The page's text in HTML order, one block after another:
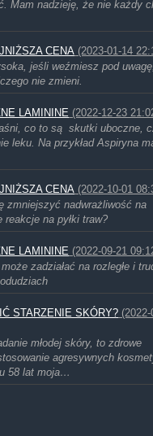
Mam nadzieję, że nie każdy
CENA (2023-01-14
jeśli weźmiesz pod
nie zmieni.
LAMININE (2022-12-23
co to są skutki uboczne,
leku. Na przykład Aspiryna
CENA (2022-10-01
zmniejszyć nadwrażliwość na
na pyłki traw?
LAMININE (2022-09-21
zadziałać na rozległe i
STARZENIE SKÓRY?
młodej skóry, to zdrowe
agresywnych
58 lat moja…